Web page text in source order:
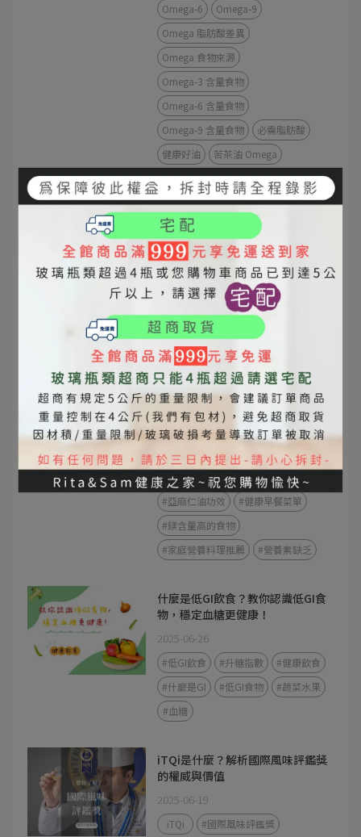
Omega-6
Omega-9
Omega 脂肪酸差異
Omega 食物來源
Omega-3 含量食物
Omega-6 含量食物
Omega-9 含量食物
必需脂肪酸
健康好油
苦茶油 Omega
苦茶油 vs 橄欖油差異｜發煙點、
營養價值、料理方式完整解析
2025-09-04
#苦茶油
#橄欖油
苦茶油 vs 橄欖油
苦茶油與橄欖油差異
苦茶油功效
橄欖油功效
苦茶油營養價值
橄欖油營養價值
東方橄欖油
全家人常常累？搞不好不是缺睡，
是缺這幾樣營養素！
2025-06-30
#植物性補鐵食物
#苦茶油營養
#亞麻仁油功效
#健康早餐菜單
#鎂含量高的食物
#家庭營養料理推薦
#營養素缺乏
什麼是低GI飲食？教你認識低GI食
物，穩定血糖更健康！
2025-06-26
#低GI飲食 #升糖指數
#健康飲食
#什麼是GI
#低GI食物
#蔬菜水果
#血糖
iTQi是什麼？解析國際風味評鑑獎
的權威與價值
2025-06-19
iTQi
#國際風味評鑑獎